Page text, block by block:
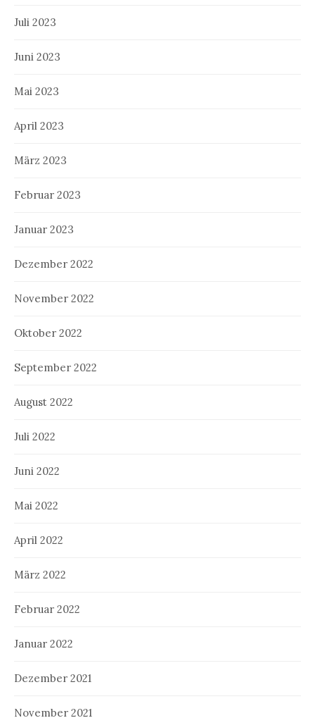
Juli 2023
Juni 2023
Mai 2023
April 2023
März 2023
Februar 2023
Januar 2023
Dezember 2022
November 2022
Oktober 2022
September 2022
August 2022
Juli 2022
Juni 2022
Mai 2022
April 2022
März 2022
Februar 2022
Januar 2022
Dezember 2021
November 2021